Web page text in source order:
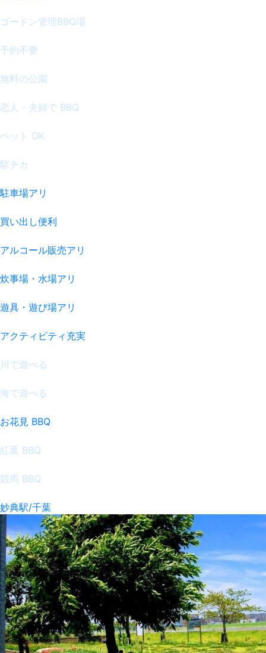
ゴードン管理BBQ場
予約不要
無料の公園
恋人・夫婦で BBQ
ペット OK
駅チカ
駐車場アリ
買い出し便利
アルコール販売アリ
炊事場・水場アリ
遊具・遊び場アリ
アクティビティ充実
川で遊べる
海で遊べる
お花見 BBQ
紅葉 BBQ
競馬 BBQ
妙典駅/千葉